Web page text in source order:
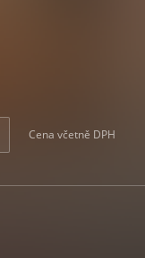
Cena včetně DPH